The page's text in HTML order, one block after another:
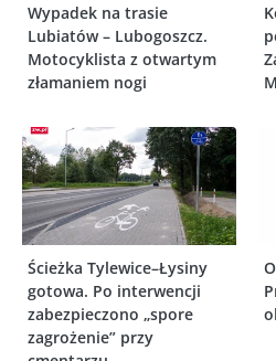
Wypadek na trasie
Lubiatów – Lubogoszcz.
Motocyklista z otwartym
złamaniem nogi
Ścieżka Tylewice–Łysiny
gotowa. Po interwencji
zabezpieczono „spore
zagrożenie” przy